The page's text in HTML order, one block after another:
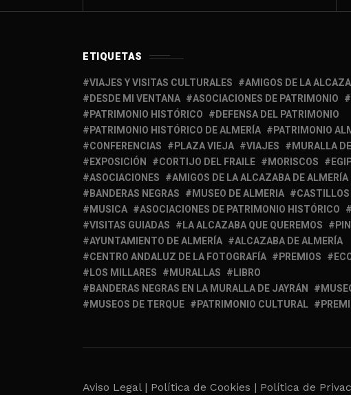
ETIQUETAS
VIAJES Y VISITAS CULTURALES
AMIGOS DE LA
DESDE MI VENTANA
ASOCIACIONES DE PATRIMONIO
PATRIMONIO HISTÓRICO
DEFENSA DEL PATRIMONIO
PATRIMONIO HISTÓRICO DE ALMERÍA
PATRIMONIO
CONFERENCIAS
PLAZA VIEJA VIAJES
MURALLA
EXPOSICIÓN
CORTIJO DEL FRAILE MORISCOS
ASOCIACIONES
AMIGOS DE LA ALCAZABA DE ALMERÍA
BANDERAS NEGRAS
MUSEO DE ALMERIA CASTILLOS
MUSICA
ASOCIACIONES DE PATRIMONIO HISTÓRICO
VISITAS GUIADAS
LA ALCAZABA QUE QUEREMOS
AYUNTAMIENTO DE ALMERÍA
ALCAZABA DE ALMERÍA
CENTRO ANDALUZ DE LA FOTOGRAFÍA
PREMIOS
LOS MILLARES
MURALLAS
LIBRO
BANDERAS NEGRAS EN LA MURALLA DE JAYRÁN
MUSEOS DE TERQUE
PATRIMONIO CULTURAL
Aviso Legal | Política de Cookies | Política de